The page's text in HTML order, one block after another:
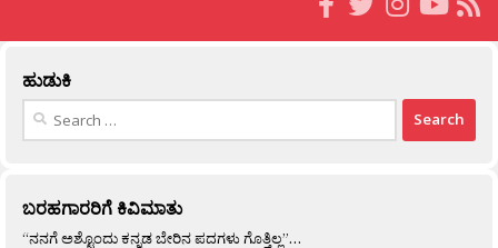
ಹುಡುಕಿ
Search
ಬರಹಗಾರರಿಗೆ ಕಿವಿಮಾತು
“ನನಗೆ ಅಶ್ಟೊಂದು ಕನ್ನಡ ಬೇರಿನ ಪದಗಳು ಗೊತ್ತಿಲ್ಲ”…